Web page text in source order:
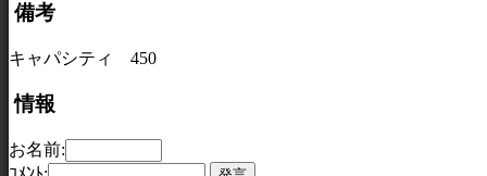
備考
キャパシティ 450
情報
お名前: